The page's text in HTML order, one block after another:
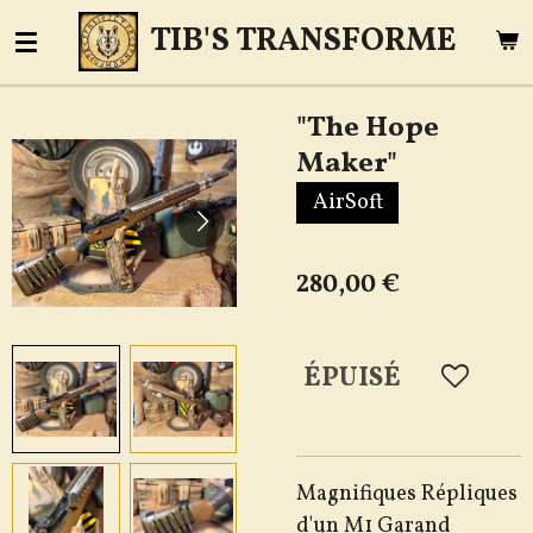
Passer
au
contenu
TIB'S TRANSFORME
"The Hope
Maker"
AirSoft
280,00 €
ÉPUISÉ
Magnifiques Répliques
d'un M1 Garand